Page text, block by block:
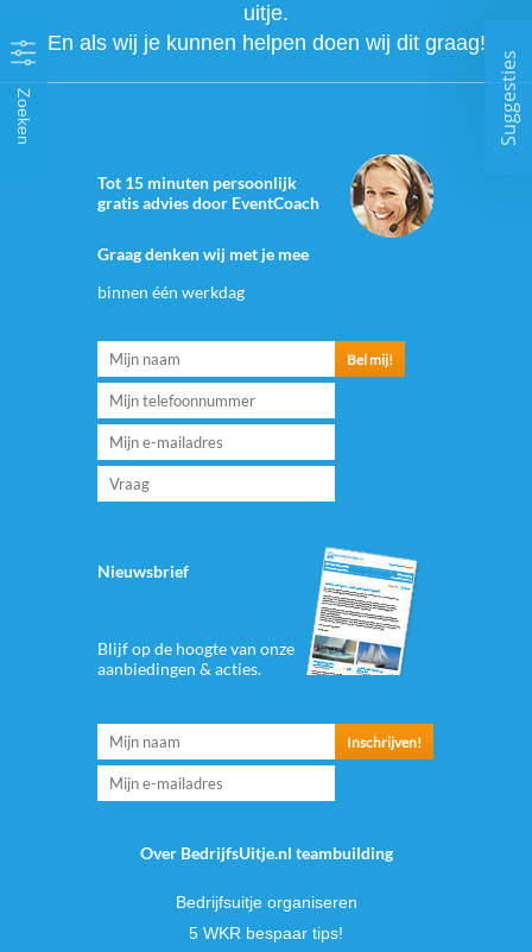
Zoeken
uitje.
En als wij je kunnen helpen doen wij dit graag!
Tot 15 minuten persoonlijk
gratis advies door EventCoach
Graag denken wij met je mee
binnen één werkdag
Nieuwsbrief
Blijf op de hoogte van onze
aanbiedingen & acties.
Over BedrijfsUitje.nl teambuilding
Bedrijfsuitje organiseren
5 WKR bespaar tips!
Suggesties